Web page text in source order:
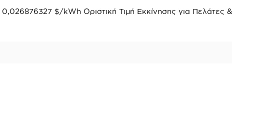
$/kWh Οριστική Τιμή Εκκίνησης για Πελάτες &